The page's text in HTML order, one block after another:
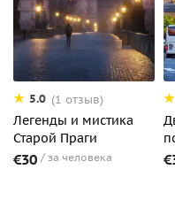
5.0 (1 отзыв)
Легенды и мистика
Старой Праги
€30 за человека